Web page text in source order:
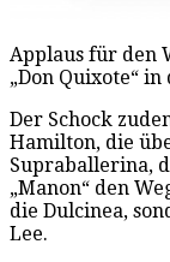
Applaus für den
„Don Quixote“
Der Schock
Hamilton, die
Supraballerina,
„Manon“ den
die Dulcinea,
Lee.